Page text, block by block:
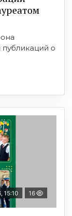
о
15:10 16